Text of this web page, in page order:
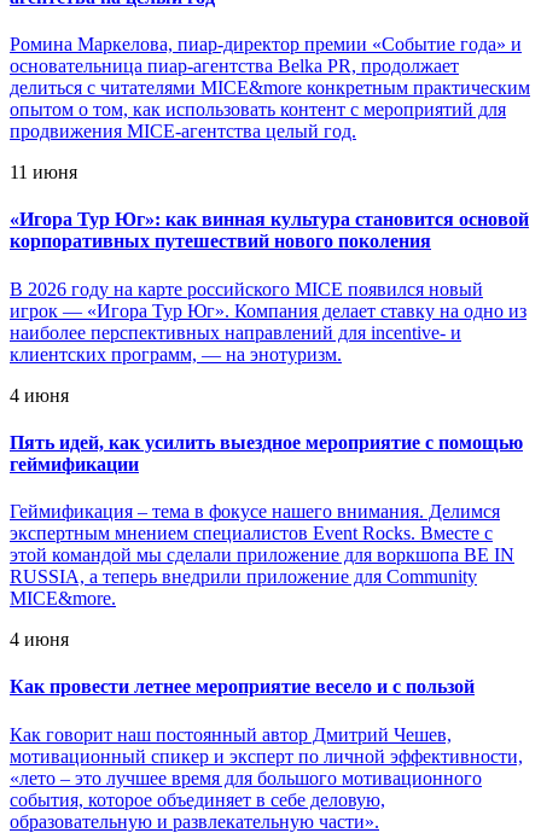
Ромина Маркелова, пиар-директор премии «Событие года» и
основательница пиар-агентства Belka PR, продолжает
делиться с читателями MICE&more конкретным практическим
опытом о том, как использовать контент с мероприятий для
продвижения MICE-агентства целый год.
11 июня
«Игора Тур Юг»: как винная культура становится основой
корпоративных путешествий нового поколения
В 2026 году на карте российского MICE появился новый
игрок — «Игора Тур Юг». Компания делает ставку на одно из
наиболее перспективных направлений для incentive- и
клиентских программ, — на энотуризм.
4 июня
Пять идей, как усилить выездное мероприятие с помощью
геймификации
Геймификация – тема в фокусе нашего внимания. Делимся
экспертным мнением специалистов Event Rocks. Вместе с
этой командой мы сделали приложение для воркшопа BE IN
RUSSIA, а теперь внедрили приложение для Community
MICE&more.
4 июня
Как провести летнее мероприятие весело и с пользой
Как говорит наш постоянный автор Дмитрий Чешев,
мотивационный спикер и эксперт по личной эффективности,
«лето – это лучшее время для большого мотивационного
события, которое объединяет в себе деловую,
образовательную и развлекательную части».